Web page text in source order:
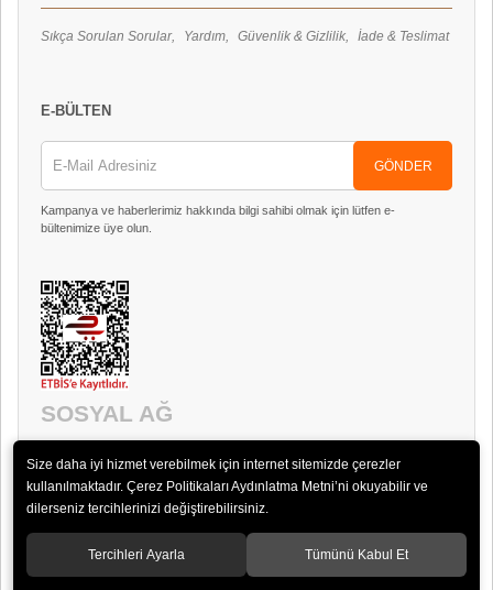
Sıkça Sorulan Sorular Yardım Güvenlik & Gizlilik İade & Teslimat
E-BÜLTEN
GÖNDER
Kampanya ve haberlerimiz hakkında bilgi sahibi olmak için lütfen e-
bültenimize üye olun.
SOSYAL AĞ
© 2018 Timpani Ses ve Görüntü Sistemleri San. ve Tic. Ltd. Şti.
Size daha iyi hizmet verebilmek için internet sitemizde çerezler
kullanılmaktadır. Çerez Politikaları Aydınlatma Metni’ni okuyabilir ve
dilerseniz tercihlerinizi değiştirebilirsiniz.
Tercihleri Ayarla Tümünü Kabul Et